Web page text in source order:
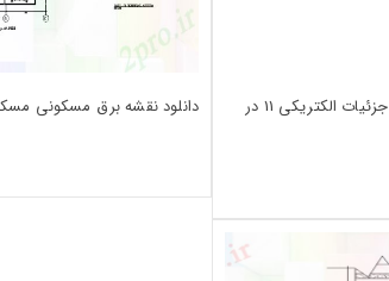
دانلود نقشه برق مسکونی ساختمان مسکونی اتصالات جزئیات الکتریکی 11 در
دانلود نقشه برق مسکونی مسکن، ساخت